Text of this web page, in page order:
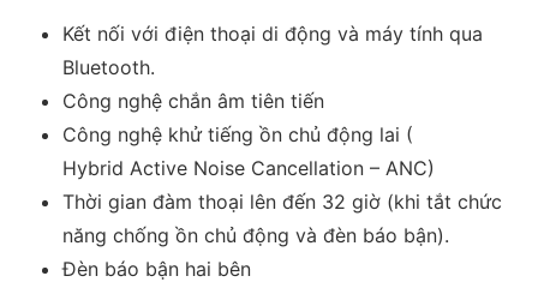
Kết nối vớiđiện thoại di động và máy tính qua
Bluetooth.
Công nghệ chắn âm tiên tiến
Công nghệ khử tiếng ồn chủ động lai (
Hybrid Active Noise Cancellation – ANC)
Thời gian đàm thoại lên đến 32 giờ (khi tắt chức
năng chống ồn chủ động và đèn báo bận).
Đèn báo bận hai bên